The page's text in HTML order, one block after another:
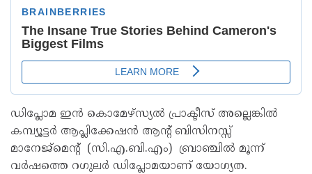
ഡിപ്ലോമ ഇന്‍ കൊമേഴ്സ്യല്‍ പ്രാക്ടീസ് അല്ലെങ്കില്‍
കമ്പ്യൂട്ടര്‍ ആപ്ലിക്കേഷന്‍ ആന്റ് ബിസിനസ്സ്
മാനേജ്മെന്റ് (സി.എ.ബി.എം) ബ്രാഞ്ചില്‍ മൂന്ന്
വര്‍ഷത്തെ റഗുലര്‍ ഡിപ്ലോമയാണ് യോഗ്യത.